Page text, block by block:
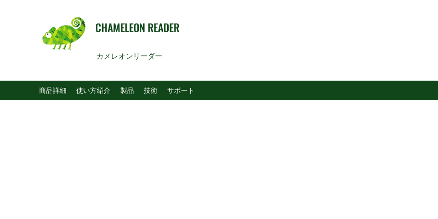
CHAMELEON READER
カメレオンリーダー
商品詳細 使い方紹介 製品 技術 サポート